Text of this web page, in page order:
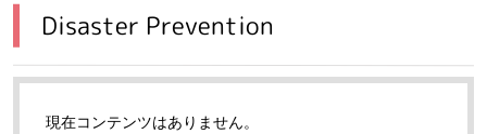
Disaster Prevention
現在コンテンツはありません。